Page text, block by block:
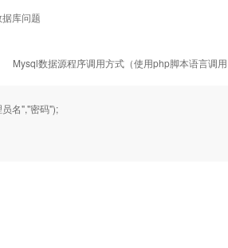
库问题
Mysql数据源程序调用方式（使用php脚本语言调用
名","密码");